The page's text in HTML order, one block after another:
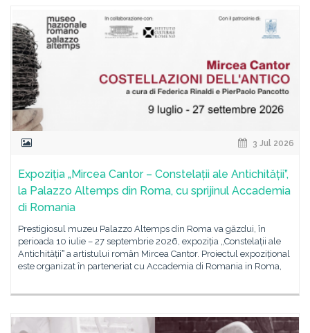
3 Jul 2026
Expoziția „Mircea Cantor – Constelații ale Antichității”,
la Palazzo Altemps din Roma, cu sprijinul Accademia
di Romania
Prestigiosul muzeu Palazzo Altemps din Roma va găzdui, în
perioada 10 iulie – 27 septembrie 2026, expoziția „Constelații ale
Antichitățiiˮ a artistului român Mircea Cantor. Proiectul expozițional
este organizat în parteneriat cu Accademia di Romania in Roma,